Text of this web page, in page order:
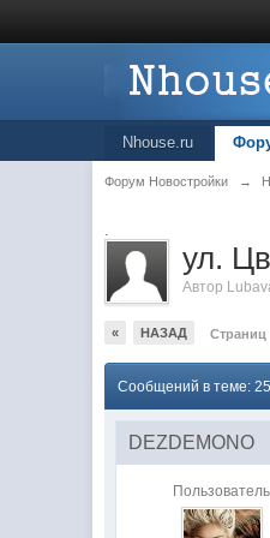
Nhouse.ru
Форум Новостройки →
.
ул.
Автор
« НАЗАД Страниц
Сообщений в теме:
DEZDEMONO
Пользователь